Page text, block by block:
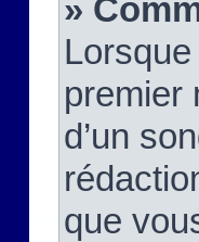
»
premier
d’un
que